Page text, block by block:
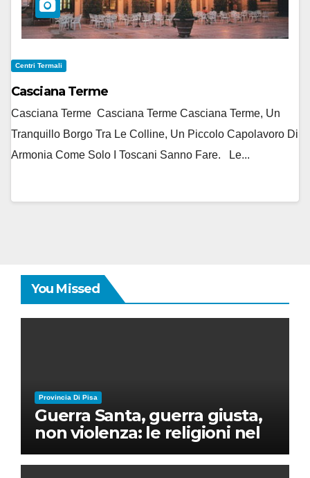
Centri Termali
Casciana Terme
Casciana Terme Casciana Terme Casciana Terme, Un
Tranquillo Borgo Tra Le Colline, Un Piccolo Capolavoro Di
Armonia Come Solo I Toscani Sanno Fare. Le...
You Missed
Provincia Di Pisa
Guerra Santa, guerra giusta,
non violenza: le religioni nel
nuovo disordine mondiale